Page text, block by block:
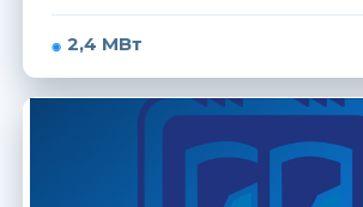
2,4 МВт